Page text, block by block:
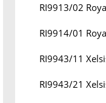
RI9913/02
RI9914/01
RI9943/11
RI9943/21